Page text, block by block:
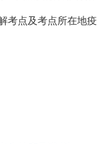
考点及考点所在地疫